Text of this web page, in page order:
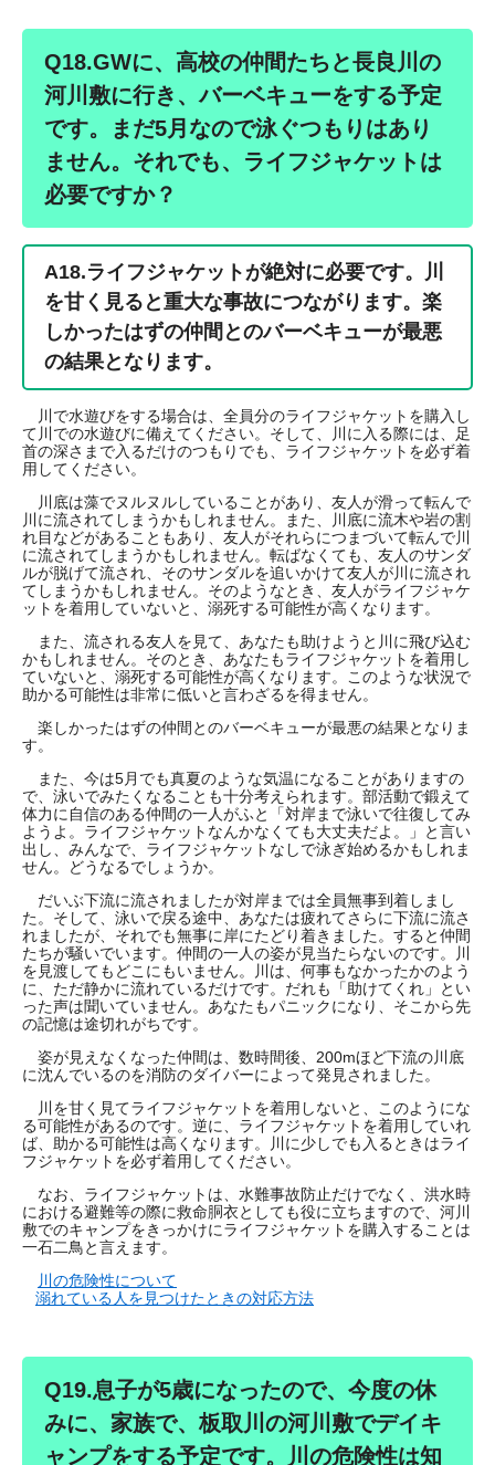
Q18.GWに、高校の仲間たちと長良川の
河川敷に行き、バーベキューをする予定
です。まだ5月なので泳ぐつもりはあり
ません。それでも、ライフジャケットは
必要ですか？
A18.ライフジャケットが絶対に必要です。川
を甘く見ると重大な事故につながります。楽
しかったはずの仲間とのバーベキューが最悪
の結果となります。
川で水遊びをする場合は、全員分のライフジャケットを購入し
て川での水遊びに備えてください。そして、川に入る際には、足
首の深さまで入るだけのつもりでも、ライフジャケットを必ず着
用してください。
川底は藻でヌルヌルしていることがあり、友人が滑って転んで
川に流されてしまうかもしれません。また、川底に流木や岩の割
れ目などがあることもあり、友人がそれらにつまづいて転んで川
に流されてしまうかもしれません。転ばなくても、友人のサンダ
ルが脱げて流され、そのサンダルを追いかけて友人が川に流され
てしまうかもしれません。そのようなとき、友人がライフジャケ
ットを着用していないと、溺死する可能性が高くなります。
また、流される友人を見て、あなたも助けようと川に飛び込む
かもしれません。そのとき、あなたもライフジャケットを着用し
ていないと、溺死する可能性が高くなります。このような状況で
助かる可能性は非常に低いと言わざるを得ません。
楽しかったはずの仲間とのバーベキューが最悪の結果となりま
す。
また、今は5月でも真夏のような気温になることがありますの
で、泳いでみたくなることも十分考えられます。部活動で鍛えて
体力に自信のある仲間の一人がふと「対岸まで泳いで往復してみ
ようよ。ライフジャケットなんかなくても大丈夫だよ。」と言い
出し、みんなで、ライフジャケットなしで泳ぎ始めるかもしれま
せん。どうなるでしょうか。
だいぶ下流に流されましたが対岸までは全員無事到着しまし
た。そして、泳いで戻る途中、あなたは疲れてさらに下流に流さ
れましたが、それでも無事に岸にたどり着きました。すると仲間
たちが騒いでいます。仲間の一人の姿が見当たらないのです。川
を見渡してもどこにもいません。川は、何事もなかったかのよう
に、ただ静かに流れているだけです。だれも「助けてくれ」とい
った声は聞いていません。あなたもパニックになり、そこから先
の記憶は途切れがちです。
姿が見えなくなった仲間は、数時間後、200mほど下流の川底
に沈んでいるのを消防のダイバーによって発見されました。
川を甘く見てライフジャケットを着用しないと、このようにな
る可能性があるのです。逆に、ライフジャケットを着用していれ
ば、助かる可能性は高くなります。川に少しでも入るときはライ
フジャケットを必ず着用してください。
なお、ライフジャケットは、水難事故防止だけでなく、洪水時
における避難等の際に救命胴衣としても役に立ちますので、河川
敷でのキャンプをきっかけにライフジャケットを購入することは
一石二鳥と言えます。
川の危険性について
溺れている人を見つけたときの対応方法
Q19.息子が5歳になったので、今度の休
みに、家族で、板取川の河川敷でデイキ
ャンプをする予定です。川の危険性は知